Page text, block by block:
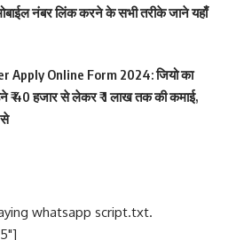
नंबर लिंक करने के सभी तरीके जाने यहाँ
Apply Online Form 2024: जियो का
₹ 40 हजार से लेकर ₹ 1 लाख तक की कमाई,
से
whatsapp script.txt.